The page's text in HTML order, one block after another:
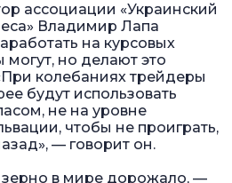
ассоциации «Украинский
Владимир Лапа
на курсовых
но делают это
колебаниях трейдеры
будут использовать
не на уровне
чтобы не проиграть,
— говорит он.
в мире дорожало, —